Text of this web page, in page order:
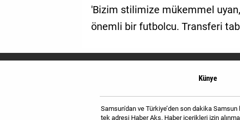
'Bizim stilimize mükemmel
önemli bir futbolcu. Transferi
Künye
Samsun'dan ve Türkiye’den son dakika
tek adresi Haber Aks. Haber içerikleri izin